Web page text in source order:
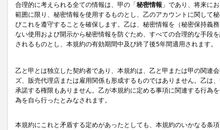
合理的に考えられる全ての情報は、甲の「秘密情報 」であり、将来に
範囲に限り、秘密情報を使用するものとし、乙のアカウントに関して
びこれを遵守することを確保します。乙は、秘密情報を（秘密保持義
ない使用および開示から秘密情報を防ぐため、すべての合理的な手段
されるものとし、本規約の有効期間中及び終了後5年間適用されます。
乙と甲とは独立した契約者であり、本規約は、乙と甲または甲の関連
ズ、販売代理店または雇用関係も形成するものではありません。乙は
承諾する権限もありません。乙が本規約に定める事項に関連する行為
為を自ら行ったとみなされます。
本規約にこれと矛盾する定めがあったとしても、本規約のいかなる条